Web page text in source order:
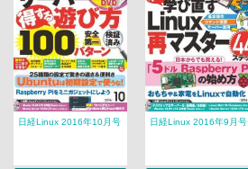
日経Linux 2016年10月号 日経Linux 2016年9月号